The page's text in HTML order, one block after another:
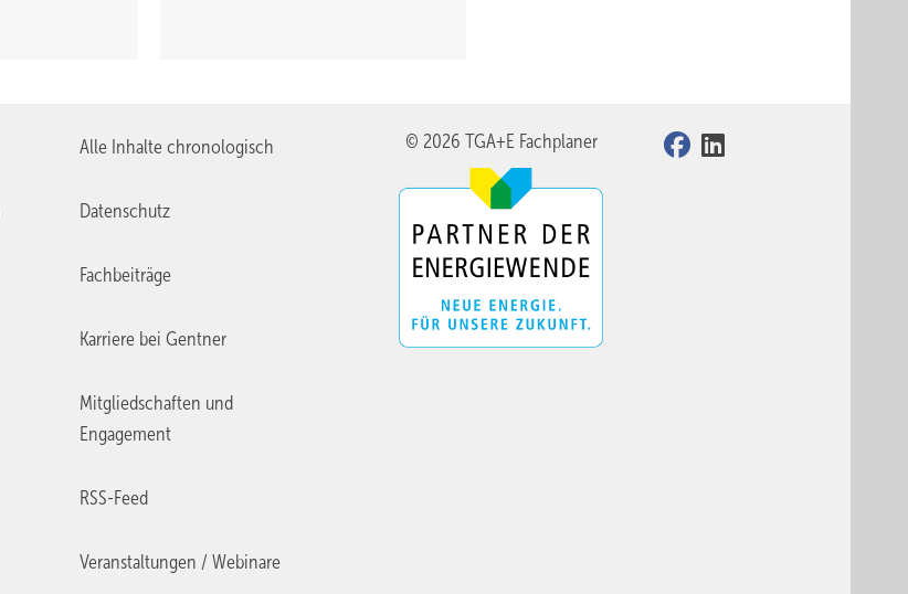
Alle Inhalte chronologisch
Datenschutz
Fachbeiträge
Karriere bei Gentner
Mitgliedschaften und
Engagement
RSS-Feed
Veranstaltungen / Webinare
© 2026 TGA+E Fachplaner